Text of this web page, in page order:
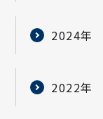
2024年
2022年